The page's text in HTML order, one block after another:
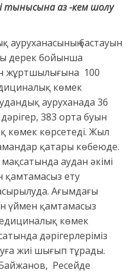
тынысына аз -кем шолу
ауруханасының бастауын
дерек бойынша
жұртшылығына 100
көмек
ауруханада 36
383 орта буын
көмек көрсетеді. Жыл
қатары көбеюде.
аудан әкімі
қамтамасыз ету
Ағымдағы
үймен қамтамасыз
көмек
дәрігерлеріміз
жиі шығып тұрады.
Ресейде